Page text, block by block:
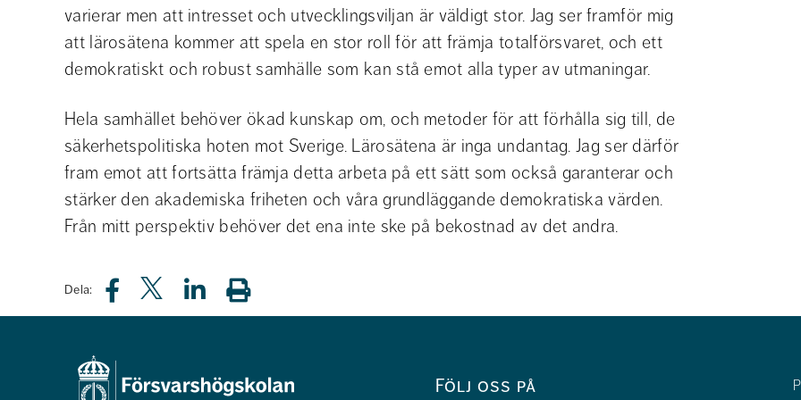
varierar men att intresset och utvecklingsviljan är väldigt stor. Jag ser framför mig
att lärosätena kommer att spela en stor roll för att främja totalförsvaret, och ett
demokratiskt och robust samhälle som kan stå emot alla typer av utmaningar.
Hela samhället behöver ökad kunskap om, och metoder för att förhålla sig till, de
säkerhetspolitiska hoten mot Sverige. Lärosätena är inga undantag. Jag ser därför
fram emot att fortsätta främja detta arbeta på ett sätt som också garanterar och
stärker den akademiska friheten och våra grundläggande demokratiska värden.
Från mitt perspektiv behöver det ena inte ske på bekostnad av det andra.
Dela:
Följ oss på